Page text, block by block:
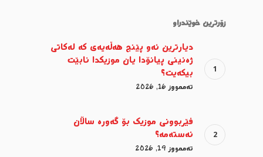
زۆرترین خوێندراو
دیارترین ئەو پێنج هەڵەیەی کە لەکاتی
ژەنینی پیانۆدا یان موزیکدا نابێت
بیکەیت؟
تەممووز 16, 2026
فێربوونی موزیک بۆ گەورە ساڵان
ئەستەمە؟
تەممووز 19, 2026